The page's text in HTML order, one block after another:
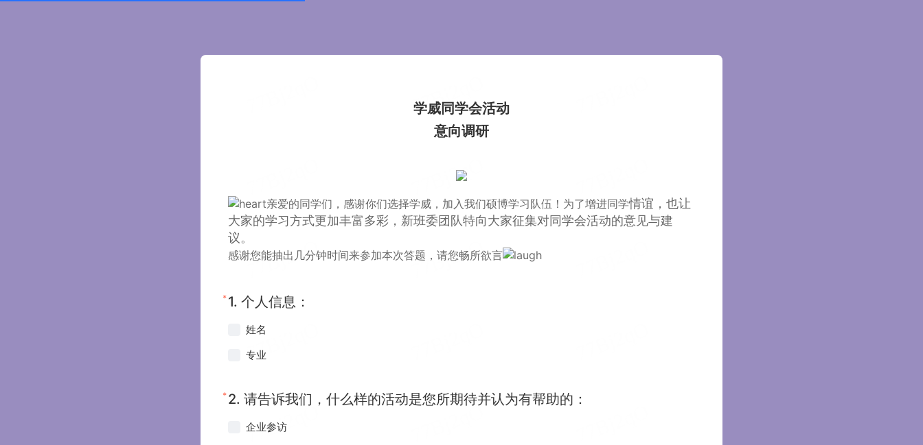
学威同学会活动
意向调研
亲爱的同学们，感谢你们选择学威，加入我们硕博学习队伍！ 为了增进同学情谊，也让
大家的学习方式更加丰富多彩，新班委团队特向大家征集对同学会活动的意见与建
议。
感谢您能抽出几分钟时间来参加本次答题，请您畅所欲言
* 1. 个人信息：
姓名
专业
* 2. 请告诉我们，什么样的活动是您所期待并认为有帮助的：
企业参访